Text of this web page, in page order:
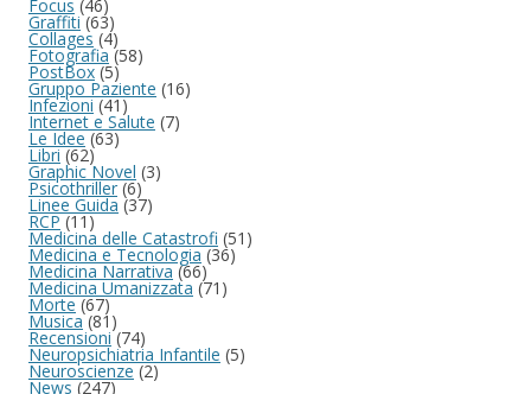
Focus (46)
Graffiti(63)
Collages (4)
Fotografia (58)
PostBox(5)
Gruppo Paziente (16)
Infezioni(41)
Internet e Salute (7)
Le Idee(63)
Libri(62)
Graphic Novel (3)
Psicothriller(6)
Linee Guida (37)
RCP(11)
Medicina delle Catastrofi (51)
Medicina e Tecnologia(36)
Medicina Narrativa(66)
Medicina Umanizzata (71)
Morte(67)
Musica(81)
Recensioni(74)
Neuropsichiatria Infantile (5)
Neuroscienze(2)
News(247)